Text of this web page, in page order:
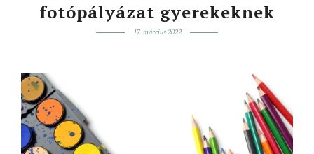
fotópályázat gyerekeknek
17. március 2022